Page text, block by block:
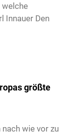
Innauer Den
größte
wie vor zu